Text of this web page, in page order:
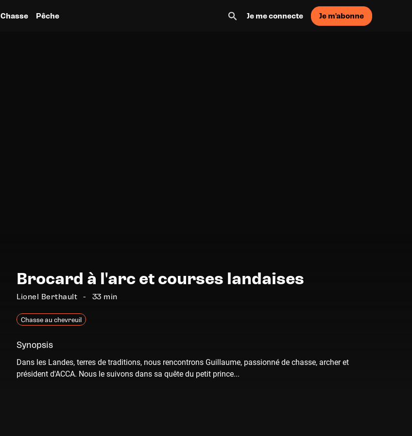
Chasse Pêche Je me connecte Je m'abonne
Brocard à l'arc et courses landaises
Lionel Berthault 33 min
Chasse au chevreuil
Synopsis
Dans les Landes, terres de traditions, nous rencontrons Guillaume, passionné de chasse, archer et
président d'ACCA. Nous le suivons dans sa quête du petit prince...